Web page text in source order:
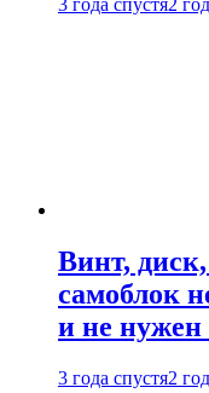
3 года спустя2
Винт,
самоблок
и не
3 года спустя2